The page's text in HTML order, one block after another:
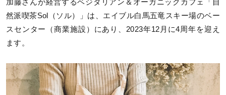
加藤さんが経営するベジタリアン＆オーガニックカフェ「自
然派喫茶Sol（ソル）」は、エイブル白馬五竜スキー場のベー
スセンター（商業施設）にあり、2023年12月に4周年を迎え
ます。